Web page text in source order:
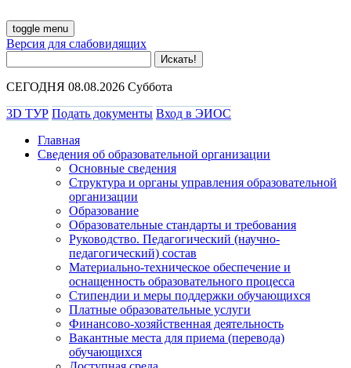
toggle menu
Версия для слабовидящих
СЕГОДНЯ 08.08.2026 Суббота
3D ТУР Подать документы Вход в ЭИОС
Главная
Сведения об образовательной организации
Основные сведения
Структура и органы управления образовательной
организации
Образование
Образовательные стандарты и требования
Руководство. Педагогический (научно-
педагогический) состав
Материально-техническое обеспечение и
оснащенность образовательного процесса
Стипендии и меры поддержки обучающихся
Платные образовательные услуги
Финансово-хозяйственная деятельность
Вакантные места для приема (перевода)
обучающихся